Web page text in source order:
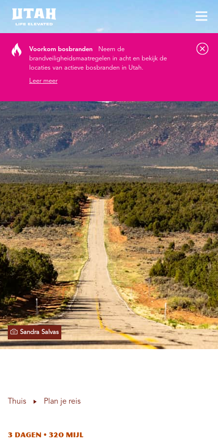
Voorkom bosbranden
Neem de
brandveiligheidsmaatregelen in acht en bekijk de
locaties van actieve bosbranden in Utah.
Leer meer
Sandra Salvas
Thuis Plan je reis
3 dagen • 320 mijl